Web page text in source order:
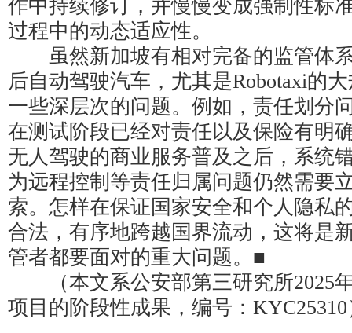
作中持续修订，并慢慢变成强制性标
过程中的动态适应性。
虽然新加坡有相对完备的监管体系
后自动驾驶汽车，尤其是Robotaxi的
一些深层次的问题。例如，责任划分
在测试阶段已经对责任以及保险有明
无人驾驶的商业服务普及之后，系统
为远程控制等责任归属问题仍然需要
索。怎样在保证国家安全和个人隐私
合法，有序地跨越国界流动，这将是
管者都要面对的重大问题。■
（本文系公安部第三研究所2025
项目的阶段性成果，编号：KYC25310